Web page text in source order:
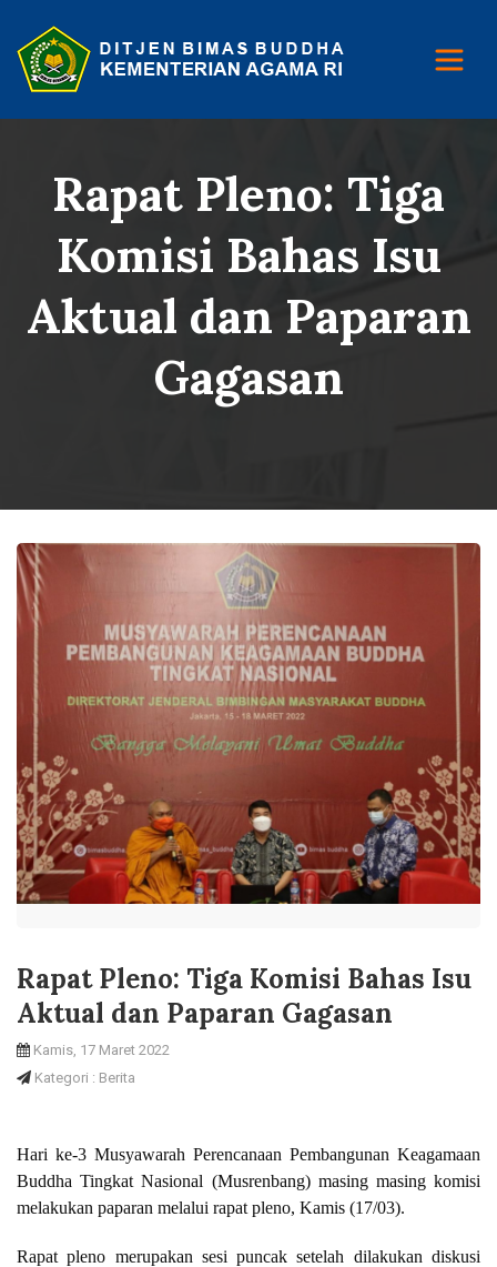
Rapat Pleno: Tiga
Komisi Bahas Isu
Aktual dan Paparan
Gagasan
Rapat Pleno: Tiga Komisi Bahas Isu
Aktual dan Paparan Gagasan
Kamis, 17 Maret 2022
Kategori : Berita
Hari ke-3 Musyawarah Perencanaan Pembangunan Keagamaan
Buddha Tingkat Nasional (Musrenbang) masing masing komisi
melakukan paparan melalui rapat pleno, Kamis (17/03).
Rapat pleno merupakan sesi puncak setelah dilakukan diskusi